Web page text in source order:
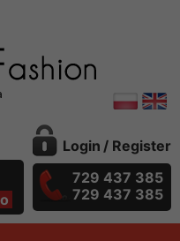
Login / Register
729 437 385
729 437 385